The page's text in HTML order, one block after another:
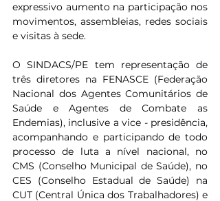
expressivo aumento na participação nos
movimentos, assembleias, redes sociais
e visitas à sede.
O SINDACS/PE tem representação de
três diretores na FENASCE (Federação
Nacional dos Agentes Comunitários de
Saúde e Agentes de Combate as
Endemias), inclusive a vice - presidência,
acompanhando e participando de todo
processo de luta a nível nacional, no
CMS (Conselho Municipal de Saúde), no
CES (Conselho Estadual de Saúde) na
CUT (Central Única dos Trabalhadores) e